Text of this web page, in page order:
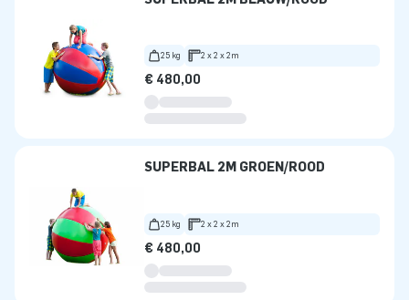
25 kg 2 x 2 x 2m
€ 480,00
SUPERBAL 2M GROEN/ROOD
25 kg 2 x 2 x 2m
€ 480,00